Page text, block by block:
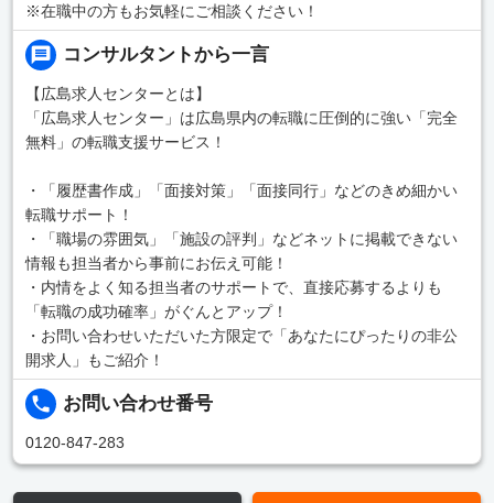
※在職中の方もお気軽にご相談ください！
コンサルタントから一言
【広島求人センターとは】
「広島求人センター」は広島県内の転職に圧倒的に強い「完全
無料」の転職支援サービス！
・「履歴書作成」「面接対策」「面接同行」などのきめ細かい
転職サポート！
・「職場の雰囲気」「施設の評判」などネットに掲載できない
情報も担当者から事前にお伝え可能！
・内情をよく知る担当者のサポートで、直接応募するよりも
「転職の成功確率」がぐんとアップ！
・お問い合わせいただいた方限定で「あなたにぴったりの非公
開求人」もご紹介！
お問い合わせ番号
0120-847-283